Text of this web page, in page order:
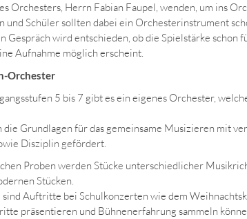
Orchesters, Herrn Fabian Faupel, wenden, um ins
und Schüler sollten dabei ein Orchesterinstrument
Gespräch wird entschieden, ob die Spielstärke
Aufnahme möglich erscheint.
Orchester
5 bis 7 gibt es ein eigenes Orchester,
die Grundlagen für das gemeinsame Musizieren mit
Disziplin gefördert.
Proben werden Stücke unterschiedlicher
Stücken.
Auftritte bei Schulkonzerten wie dem
präsentieren und Bühnenerfahrung sammeln